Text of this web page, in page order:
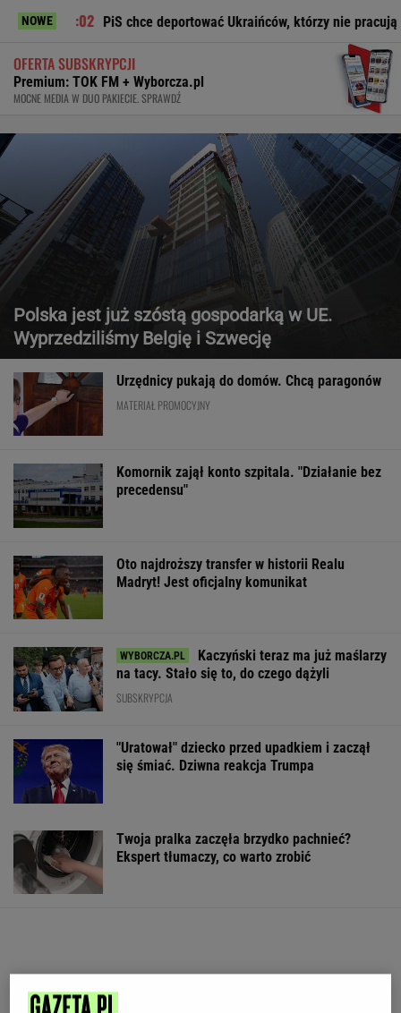
NOWEPiS chce deportować Ukraińców, którzy nie pracują legalnie
OFERTA SUBSKRYPCJI
Premium: TOK FM + Wyborcza.pl
MOCNE MEDIA W DUO PAKIECIE. SPRAWDŹ
Polska jest już szóstą gospodarką w UE.
Wyprzedziliśmy Belgię i Szwecję
Urzędnicy pukają do domów. Chcą paragonów
MATERIAŁ PROMOCYJNY
Komornik zajął konto szpitala. "Działanie bez
precedensu"
Oto najdroższy transfer w historii Realu
Madryt! Jest oficjalny komunikat
Kaczyński teraz ma już maślarzy
na tacy. Stało się to, do czego dążyli
SUBSKRYPCJA
"Uratował" dziecko przed upadkiem i zaczął
się śmiać. Dziwna reakcja Trumpa
Twoja pralka zaczęła brzydko pachnieć?
Ekspert tłumaczy, co warto zrobić